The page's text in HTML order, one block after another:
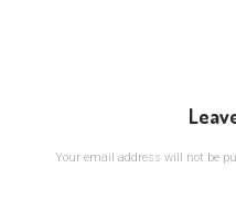
Your email address will not be